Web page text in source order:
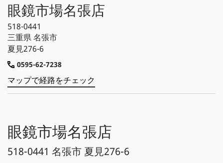
眼鏡市場名張店
518-0441
三重県名張市
夏見276-6
0595-62-7238
マップで経路をチェック
眼鏡市場名張店
518-0441 名張市 夏見276-6